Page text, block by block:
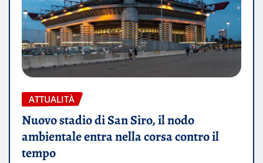
ATTUALITÀ
Nuovo stadio di San Siro, il nodo
ambientale entra nella corsa contro il
tempo